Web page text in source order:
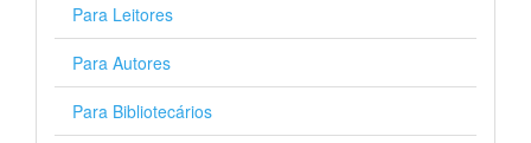
Para Leitores
Para Autores
Para Bibliotecários